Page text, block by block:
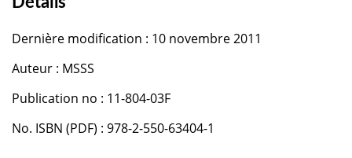
Dernière modification : 10 novembre 2011
Auteur : MSSS
Publication no : 11-804-03F
No. ISBN (PDF) : 978-2-550-63404-1